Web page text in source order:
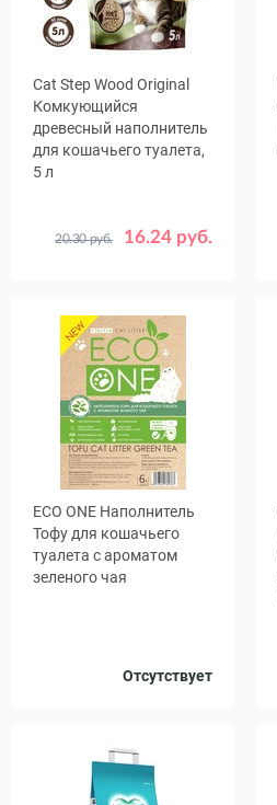
Cat Step Wood Original
Комкующийся
древесный наполнитель
для кошачьего туалета,
5 л
16.24 руб.
20.30 руб.
ECO ONE Наполнитель
Тофу для кошачьего
туалета с ароматом
зеленого чая
Отсутствует
6